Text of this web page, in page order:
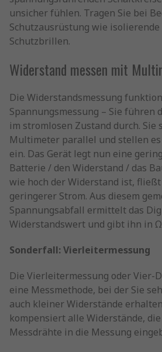
unsicher fühlen. Tragen Sie bei
Schutzausrüstung wie isolierende
Schutzbrillen.
Widerstand messen mit
Die Widerstandsmessung
Spannungsmessung – Sie führen
im stromlosen Zustand durch. Sie
Multimeter parallel und stellen es
ein. Das Gerät legt nun eine
Batterie / den Widerstand / das
wie hoch der Widerstand ist,
geringerer Strom. Aus diesem
Spannungsabfall ermittelt das
Widerstandswert und gibt ihn in
Sonderfall: Vierleitermessung
Die Vierleitermessung oder Vier-
eine Messmethode, bei der Sie
auch kleiner Widerstände
kompensiert alle Widerstände,
Messdrähte in die Messung